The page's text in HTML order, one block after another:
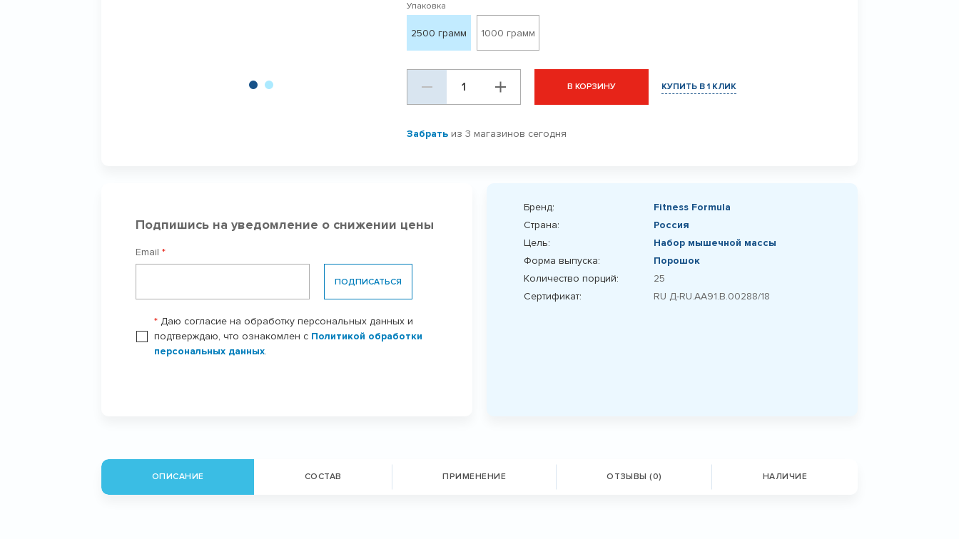
Упаковка
2500 грамм 1000 грамм
В КОРЗИНУ КУПИТЬ В 1 КЛИК
Забрать из 3 магазинов сегодня
Подпишись на уведомление о снижении цены
Email *
ПОДПИСАТЬСЯ
* Даю согласие на обработку персональных данных и
подтверждаю, что ознакомлен с Политикой обработки
персональных данных.
Бренд:
Fitness Formula
Страна:
Россия
Цель:
Набор мышечной массы
Форма выпуска:
Порошок
Количество порций:
25
Сертификат:
RU Д-RU.АА91.В.00288/18
ОПИСАНИЕ СОСТАВ ПРИМЕНЕНИЕ ОТЗЫВЫ (0) НАЛИЧИЕ